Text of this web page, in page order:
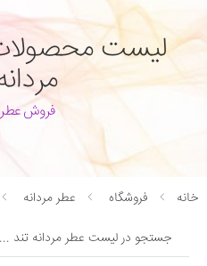
لیست
فروش عطر
خانه فروشگاه عطر مردانه